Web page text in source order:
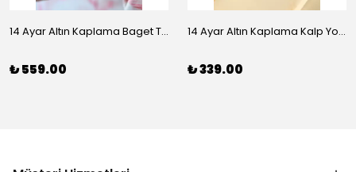
14 Ayar Altın Kaplama Baget Taşlı Vip Bileklik
₺ 559.00
14 Ayar Altın Kaplama Kalp Yolu Bileklik
₺ 339.00